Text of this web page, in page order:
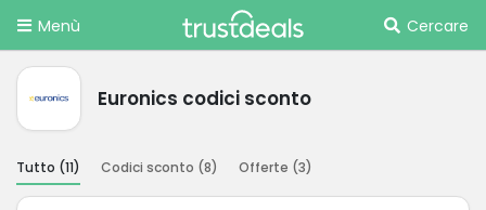
Menù Cercare
Euronics codici sconto
Tutto (11) Codici sconto (8) Offerte (3)